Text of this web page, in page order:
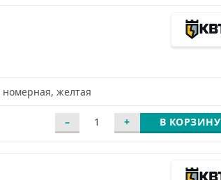
номерная, желтая
В КОРЗИНУ